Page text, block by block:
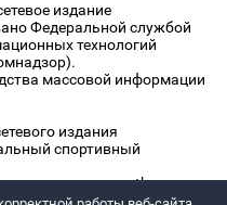
издание
Федеральной службой
технологий
массовой информации
издания
спортивный
«www.sportbox.ru»: